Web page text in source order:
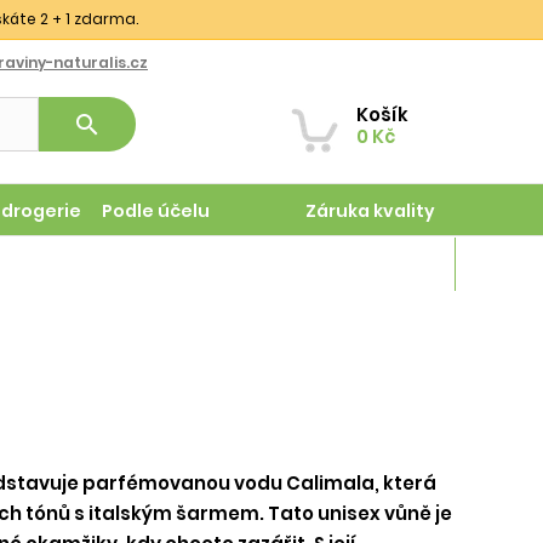
2 + 1 zdarma.
naturalis.cz
Košík
0 Kč
search
Podle účelu Záruka kvality
parfémovanou vodu Calimala, která
tónů s italským šarmem. Tato unisex vůně je